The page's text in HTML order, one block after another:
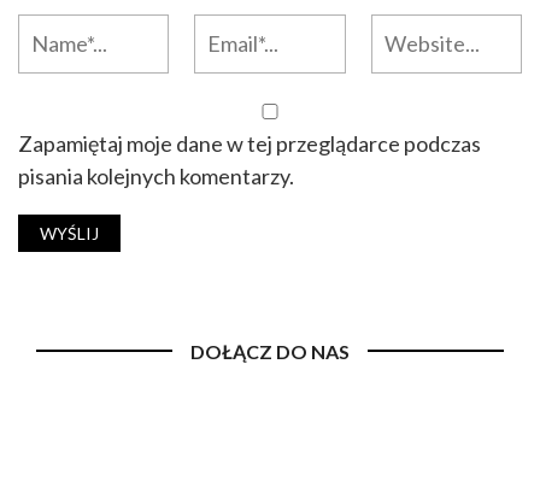
Zapamiętaj moje dane w tej przeglądarce podczas
pisania kolejnych komentarzy.
DOŁĄCZ DO NAS